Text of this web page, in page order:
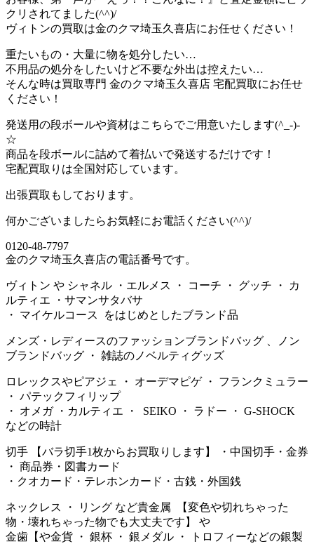
クリされてました(^^)/
ヴィトンの買取は金のクマ埼玉久喜店にお任せください！
重たいもの・大量に物を処分したい…
不用品の処分をしたいけど不要な外出は控えたい…
そんな時は買取専門 金のクマ埼玉久喜店 宅配買取にお任せ
ください！
発送用の段ボールや資材はこちらでご用意いたします(^_-)-
☆
商品を段ボールに詰めて着払いで発送するだけです！
宅配買取りは全国対応しています。
出張買取もしております。
何かございましたらお気軽にお電話ください(^^)/
0120-48-7797
金のクマ埼玉久喜店の電話番号です。
ヴィトン や シャネル ・エルメス ・ コーチ ・ グッチ ・ カ
ルティエ ・サマンサタバサ
・ マイケルコース をはじめとしたブランド品
メンズ・レディースのファッションブランドバッグ 、ノン
ブランドバッグ ・ 雑誌のノベルティグッズ
ロレックスやピアジェ ・ オーデマピゲ ・ フランクミュラー
・ パテックフィリップ
・ オメガ ・カルティエ ・ SEIKO ・ ラドー ・ G-SHOCK
などの時計
切手 【バラ切手1枚からお買取りします】 ・中国切手・金券
・ 商品券・図書カード
・クオカード・テレホンカード・古銭・外国銭
ネックレス ・ リング など貴金属 【変色や切れちゃった
物・壊れちゃった物でも大丈夫です】 や
金歯【や金貨 ・ 銀杯 ・ 銀メダル ・ トロフィーなどの銀製